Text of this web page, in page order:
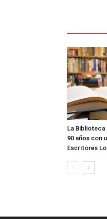
La Biblioteca
90 años con
Escritores